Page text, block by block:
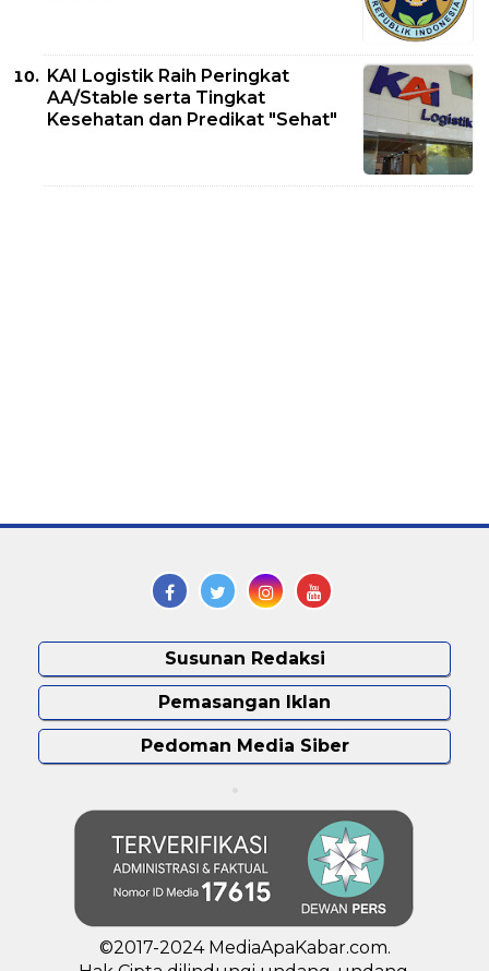
KAI Logistik Raih Peringkat
AA/Stable serta Tingkat
Kesehatan dan Predikat "Sehat"
Susunan Redaksi
Pemasangan Iklan
Pedoman Media Siber
©2017-2024 MediaApaKabar.com.